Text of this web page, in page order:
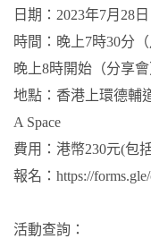
日期：2023年7月28日
時間：晚上7時30分（
晚上8時開始（分享會
地點：香港上環德輔
A Space
費用：港幣230元(包
報名： https://
活動查詢：